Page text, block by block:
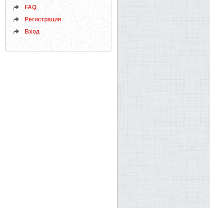
FAQ
Регистрация
Вход